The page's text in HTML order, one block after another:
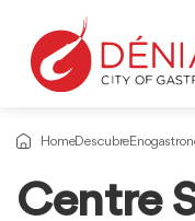
HomeDescubre
Centre